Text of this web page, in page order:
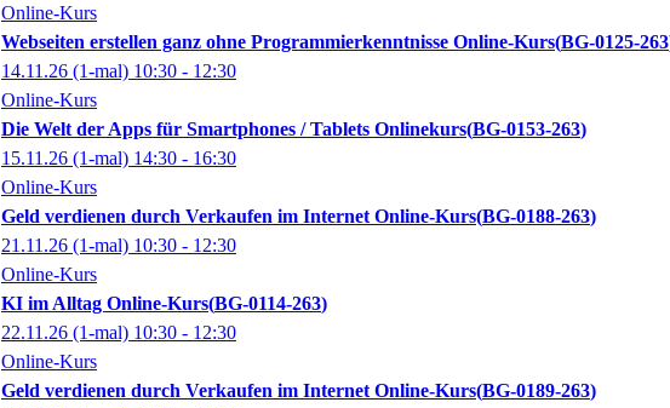
Online-Kurs
Webseiten erstellen ganz ohne Programmierkenntnisse Online-Kurs BG-0125-263
14.11.26 (1-mal) 10:30 - 12:30
Online-Kurs
Die Welt der Apps für Smartphones / Tablets Onlinekurs BG-0153-263
15.11.26 (1-mal) 14:30 - 16:30
Online-Kurs
Geld verdienen durch Verkaufen im Internet Online-Kurs BG-0188-263
21.11.26 (1-mal) 10:30 - 12:30
Online-Kurs
KI im Alltag Online-Kurs BG-0114-263
22.11.26 (1-mal) 10:30 - 12:30
Online-Kurs
Geld verdienen durch Verkaufen im Internet Online-Kurs BG-0189-263